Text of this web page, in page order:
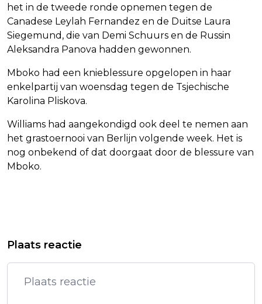
het in de tweede ronde opnemen tegen de
Canadese Leylah Fernandez en de Duitse Laura
Siegemund, die van Demi Schuurs en de Russin
Aleksandra Panova hadden gewonnen.
Mboko had een knieblessure opgelopen in haar
enkelpartij van woensdag tegen de Tsjechische
Karolina Pliskova.
Williams had aangekondigd ook deel te nemen aan
het grastoernooi van Berlijn volgende week. Het is
nog onbekend of dat doorgaat door de blessure van
Mboko.
MILITAIRE BENOEMING PRINS
WOLVERHAMPTON WANDERERS
ONTSLAAT COACH EDWARDS NA
DEGRADATIE
Plaats reactie